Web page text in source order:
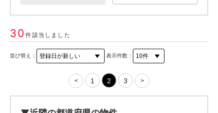
30件該当しました
並び替え： 表示件数：
< 1 2 3 >